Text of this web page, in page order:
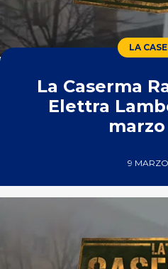
LA
La Caserma
Elettra
marzo
9